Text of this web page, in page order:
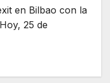
en Bilbao con la
25 de